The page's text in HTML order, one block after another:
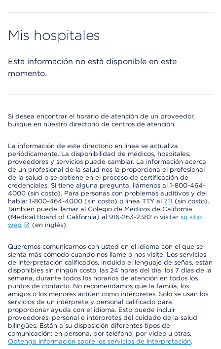
Mis hospitales
Esta información no está disponible en este
momento.
Si desea encontrar el horario de atención de un proveedor,
busque en nuestro directorio de centros de atención.
La información de este directorio en línea se actualiza
periódicamente. La disponibilidad de médicos, hospitales,
proveedores y servicios puede cambiar. La información acerca
de un profesional de la salud nos la proporciona el profesional
de la salud o se obtiene en el proceso de certificación de
credenciales. Si tiene alguna pregunta, llámenos al 1-800-464-
4000 (sin costo). Para personas con problemas auditivos y del
habla: 1-800-464-4000 (sin costo) o línea TTY al 711 (sin costo).
También puede llamar al Colegio de Médicos de California
(Medical Board of California) al 916-263-2382 o visitar su sitio
web
(en inglés).
Queremos comunicarnos con usted en el idioma con el que se
sienta más cómodo cuando nos llame o nos visite. Los servicios
de interpretación calificados, incluido el lenguaje de señas, están
disponibles sin ningún costo, las 24 horas del día, los 7 días de la
semana, durante todos los horarios de atención en todos los
puntos de contacto. No recomendamos que la familia, los
amigos o los menores actúen como intérpretes. Solo se usan los
servicios de un intérprete y personal calificado para
proporcionar ayuda con el idioma. Esto puede incluir
proveedores, personal e intérpretes del cuidado de la salud
bilingües. Están a su disposición diferentes tipos de
comunicación: en persona, por teléfono, por video u otras.
Obtenga información sobre los servicios de interpretación.